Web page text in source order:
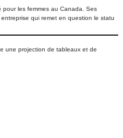
pour les femmes au Canada. Ses
qui remet en question le statu